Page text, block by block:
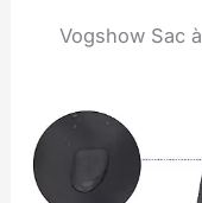
Vogshow Sac